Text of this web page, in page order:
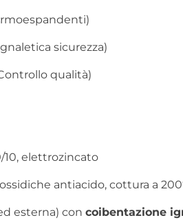
sicurezza)
qualità)
10, elettrozincato
antiacido, cottura a
esterna) con coibentazione